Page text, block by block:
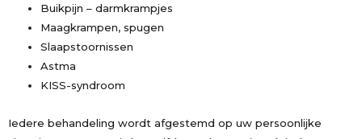
Buikpijn – darmkrampjes
Maagkrampen, spugen
Slaapstoornissen
Astma
KISS-syndroom
Iedere behandeling wordt afgestemd op uw persoonlijke